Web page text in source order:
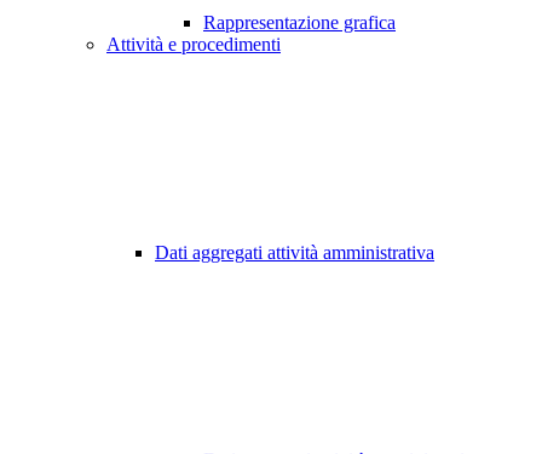
Rappresentazione grafica
Attività e procedimenti
Dati aggregati attività amministrativa